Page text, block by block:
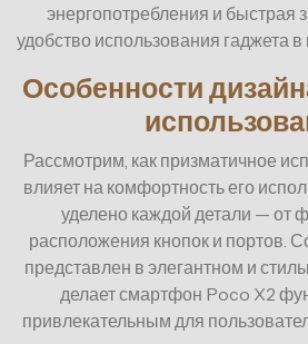
энергопотребления и быстрая
удобство использования гаджета
Особенности
Рассмотрим, как призматичное
влияет на комфортность его
уделено каждой детали — от
расположения кнопок и портов.
представлен в элегантном и
делает смартфон Poco X2
привлекательным для